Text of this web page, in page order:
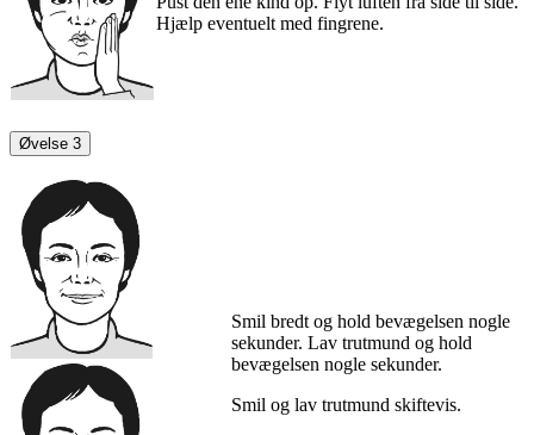
Hjælp eventuelt med fingrene.
Øvelse 3
Smil bredt og hold bevægelsen nogle
sekunder. Lav trutmund og hold
bevægelsen nogle sekunder.
Smil og lav trutmund skiftevis.